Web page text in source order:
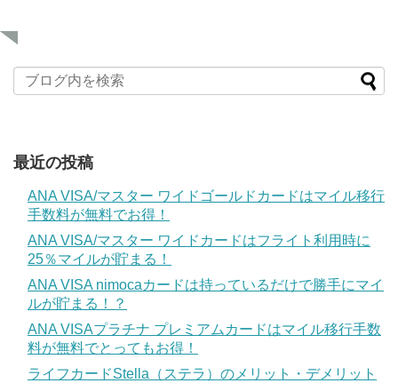
最近の投稿
ANA VISA/マスター ワイドゴールドカードはマイル移行
手数料が無料でお得！
ANA VISA/マスター ワイドカードはフライト利用時に
25％マイルが貯まる！
ANA VISA nimocaカードは持っているだけで勝手にマイ
ルが貯まる！？
ANA VISAプラチナ プレミアムカードはマイル移行手数
料が無料でとってもお得！
ライフカードStella（ステラ）のメリット・デメリット